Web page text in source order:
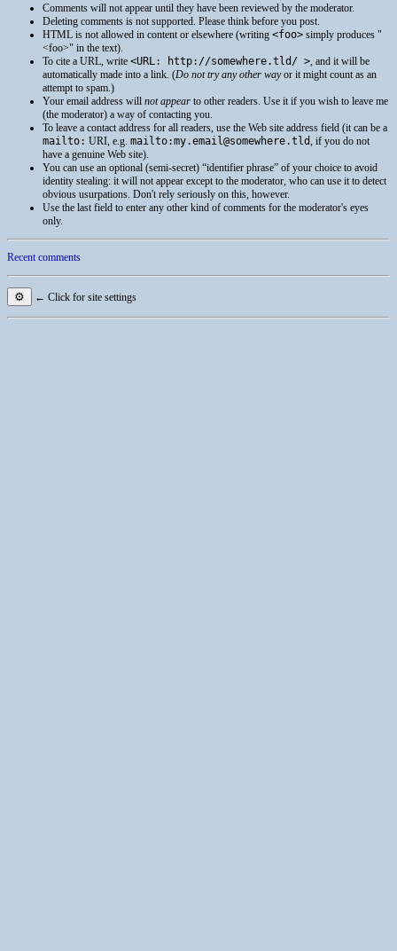
Comments will not appear until they have been reviewed by the moderator.
Deleting comments is not supported. Please think before you post.
HTML is not allowed in content or elsewhere (writing <foo> simply produces
<foo>
in the text).
To cite a URL , write <URL: http://somewhere.tld/ > , and it will be
automatically made into a link. (Do not try any other wayor it might count as an
attempt to spam.)
Your email address will not appear to other readers. Use it if you wish to leave me
(the moderator) a way of contacting you.
To leave a contact address for all readers, use the Web site address field (it can be a
mailto: URI , e.g. mailto:my.email@somewhere.tld , if you do not
have a genuine Web site).
You can use an optional (semi-secret) “identifier phrase” of your choice to avoid
identity stealing: it will not appear except to the moderator, who can use it to detect
obvious usurpations. Don't rely seriously on this, however.
Use the last field to enter any other kind of comments for the moderator's eyes
only.
Recent comments
⚙ ← Click for site settings